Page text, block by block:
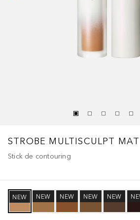
STROBE MULTISCULPT
Stick de contouring
NEW NEW NEW NEW NEW